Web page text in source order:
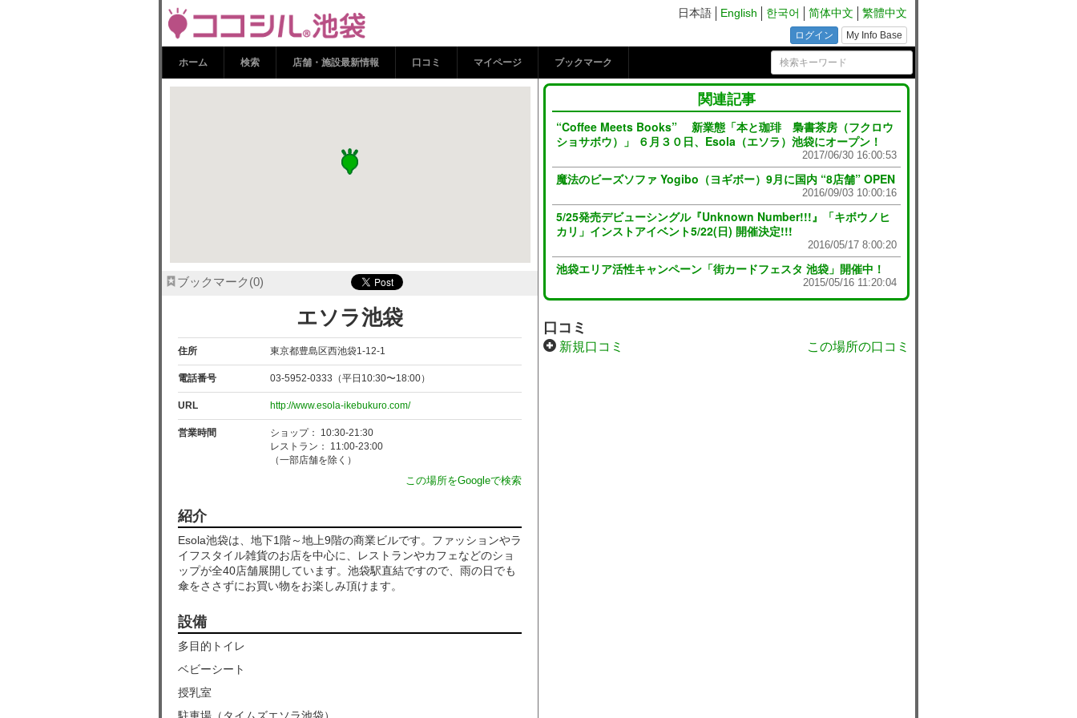
日本語 English 한국어 简体中文 繁體中文
ログイン My Info Base
エソラ池袋 | ココシル池袋
ホーム 検索 店舗・施設最新情報 口コミ マイページ ブックマーク
ブックマーク 0
エソラ池袋
住所 東京都豊島区西池袋1-12-1
電話番号 03-5952-0333（平日10:30〜18:00）
URL http://www.esola-ikebukuro.com/
営業時間
ショップ： 10:30-21:30
レストラン： 11:00-23:00
（一部店舗を除く）
この場所をGoogleで検索
紹介
Esola池袋は、地下1階～地上9階の商業ビルです。ファッションやラ
イフスタイル雑貨のお店を中心に、レストランやカフェなどのショ
ップが全40店舗展開しています。池袋駅直結ですので、雨の日でも
傘をささずにお買い物をお楽しみ頂けます。
設備
多目的トイレ
ベビーシート
授乳室
関連記事
“Coffee Meets Books” 新業態「本と珈琲 梟書茶房（フクロウ
ショサボウ）」 ６月３０日、Esola（エソラ）池袋にオープン！
2017/06/30 16:00:53
魔法のビーズソファ Yogibo（ヨギボー）9月に国内 “8店舗” OPEN
2016/09/03 10:00:16
5/25発売デビューシングル『Unknown Number!!!』「キボウノヒ
カリ」インストアイベント5/22(日) 開催決定!!!
2016/05/17 8:00:20
池袋エリア活性キャンペーン「街カードフェスタ 池袋」開催中！
2015/05/16 11:20:04
口コミ
新規口コミ この場所の口コミ